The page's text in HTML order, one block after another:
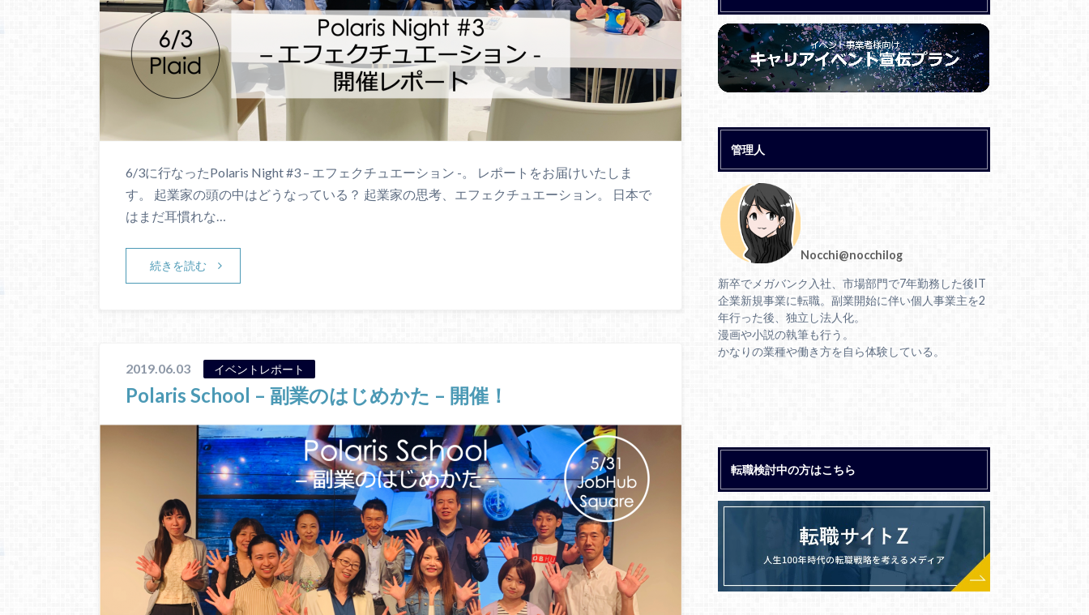
6/3に行なったPolaris Night #3 – エフェクチュエーション -。 レポートをお届けいたしま
す。 起業家の頭の中はどうなっている？ 起業家の思考、エフェクチュエーション。 日本で
はまだ耳慣れな…
続きを読む
2019.06.03 イベントレポート
Polaris School – 副業のはじめかた – 開催！
管理人
Nocchi@nocchilog
新卒でメガバンク入社、市場部門で7年勤務した後IT
企業新規事業に転職。副業開始に伴い個人事業主を2
年行った後、独立し法人化。
漫画や小説の執筆も行う。
かなりの業種や働き方を自ら体験している。
転職検討中の方はこちら